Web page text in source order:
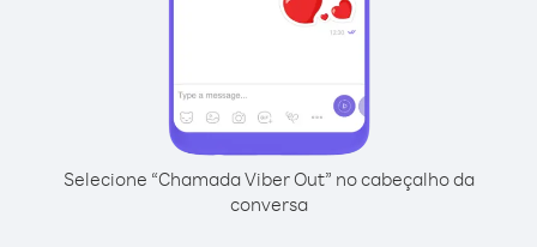
Selecione “Chamada Viber Out” no cabeçalho da
conversa